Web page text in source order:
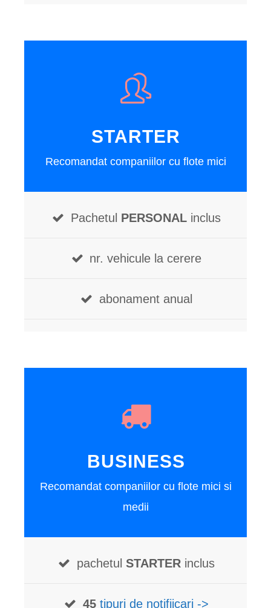
STARTER
Recomandat companiilor cu flote mici
Pachetul PERSONALinclus
nr. vehicule la cerere
abonament anual
BUSINESS
Recomandat companiilor cu flote mici si
medii
pachetul STARTERinclus
45 tipuri de notifiicari ->